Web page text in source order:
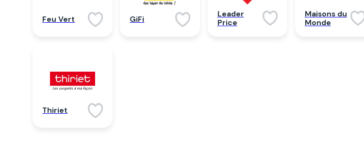
Feu Vert GiFi
Leader
Price
Maisons du
Monde
Thiriet